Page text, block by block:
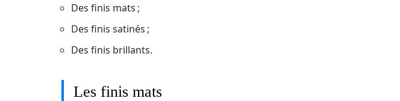
Des finis mats ;
Des finis satinés ;
Des finis brillants.
Les finis mats